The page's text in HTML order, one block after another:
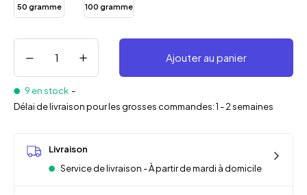
50 gramme 100 gramme
Ajouter au panier
9 en stock -
Délai de livraison pour les grosses commandes: 1 - 2 semaines
Livraison
Service de livraison - À partir de mardi à domicile